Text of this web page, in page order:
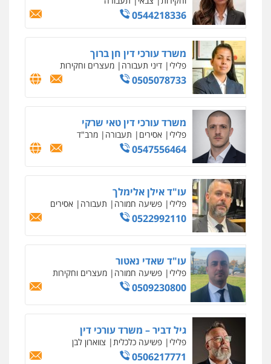
0544218336
משרד עורכי דין חן ברוך
פלילי דיני תעבורה מעצרים וחקירות
0505078733
משרד עורכי דין טאי שרקי
פלילי אסירים תעבורה מרב"ד
0547556464
עו"ד אילן אלימלך
פלילי פשיעה חמורה תעבורה אסירים
0522992110
עו"ד שאדי נאטור
פלילי פשיעה חמורה מעצרים וחקירות
0509230800
גיל דביר – משרד עורכי דין
פלילי פשיעה כלכלית צווארון לבן
0506217771